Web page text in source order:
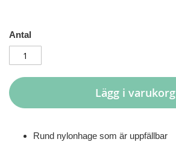
Antal
Lägg i varukorg
Rund nylonhage som är uppfällbar